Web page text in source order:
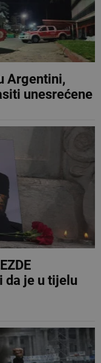
Argentini,
unesrećene
da je u tijelu